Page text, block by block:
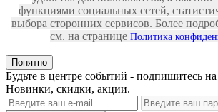
функциями социальных сетей,
выбора сторонних сервисов. Более
см. на странице Политика
Понятно
Будьте в центре событий - подпишитесь
Новинки, скидки, акции.